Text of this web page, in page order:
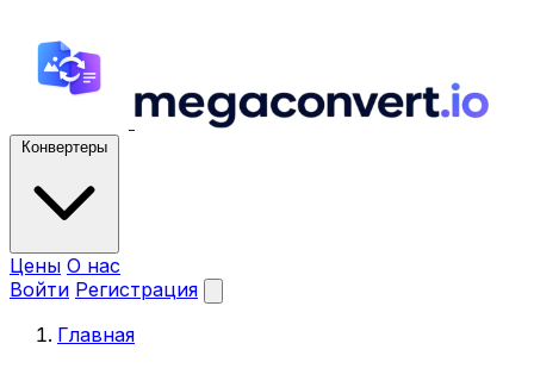
Конвертеры
Цены О нас
Войти Регистрация
Главная